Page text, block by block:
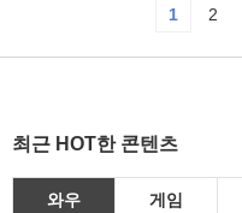
1 2
최근 HOT한 콘텐츠
와우 게임